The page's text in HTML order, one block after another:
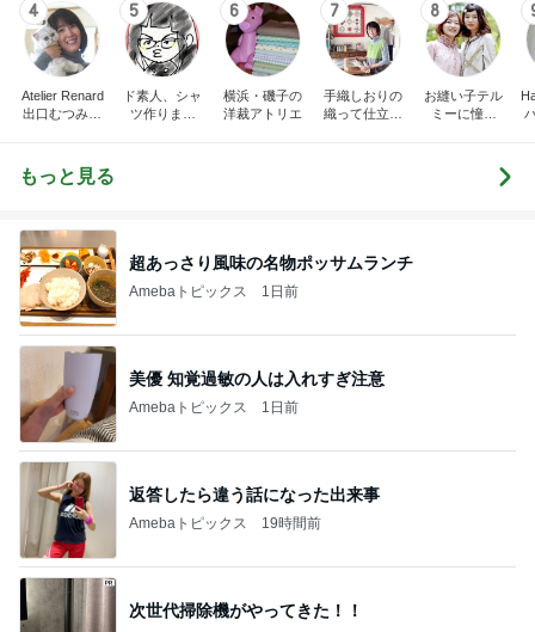
4
Atelier Renard
出口むつみの
5
ド素人、シャ
ツ作りまし
6
横浜・磯子の
洋裁アトリエ
7
手織しおりの
織って仕立て
8
お縫い子テル
ミーに憧れ
もっと見る
超あっさり風味の名物ポッサムランチ
Amebaトピックス 1日前
美優 知覚過敏の人は入れすぎ注意
Amebaトピックス 1日前
返答したら違う話になった出来事
Amebaトピックス 19時間前
次世代掃除機がやってきた！！